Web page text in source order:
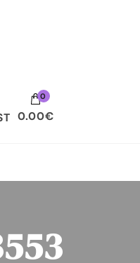
0
0.00€
vide.